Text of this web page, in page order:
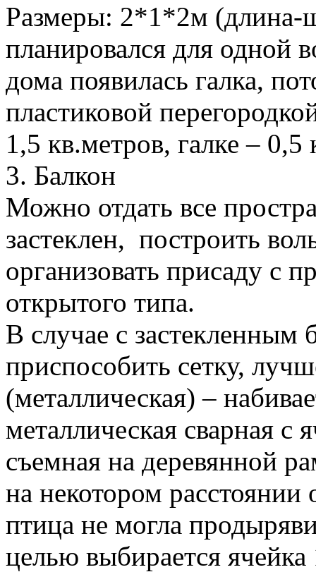
Размеры: 2*1*2м (длина-
планировался для одной
дома появилась галка,
пластиковой
1,5 кв.метров, галке – 0,5
3. Балкон
Можно отдать все
застеклен, построить
организовать присаду с
открытого типа.
В случае с
приспособить сетку,
(металлическая) –
металлическая сварная
съемная на деревянной
на некотором
птица не могла
целью выбирается